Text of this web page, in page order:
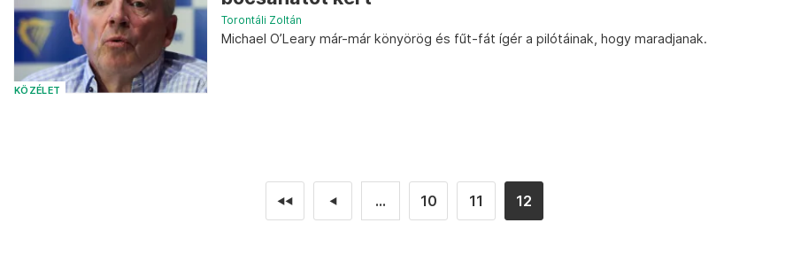
KÖZÉLET
Torontáli Zoltán
Michael O’Leary már-már könyörög és fűt-fát ígér a pilótáinak, hogy maradjanak.
◄◄ ◄ ... 10 11 12